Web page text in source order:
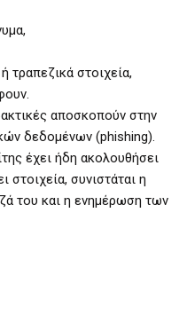
τραπεζικά στοιχεία,
αποσκοπούν στην
δεδομένων (phishing).
έχει ήδη ακολουθήσει
στοιχεία, συνιστάται η
του και η ενημέρωση των